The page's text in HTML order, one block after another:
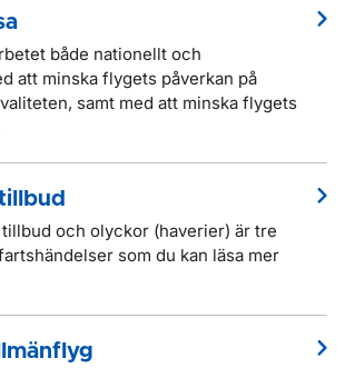
både nationellt och
att minska flygets påverkan på
samt med att minska flygets
och olyckor (haverier) är tre
som du kan läsa mer